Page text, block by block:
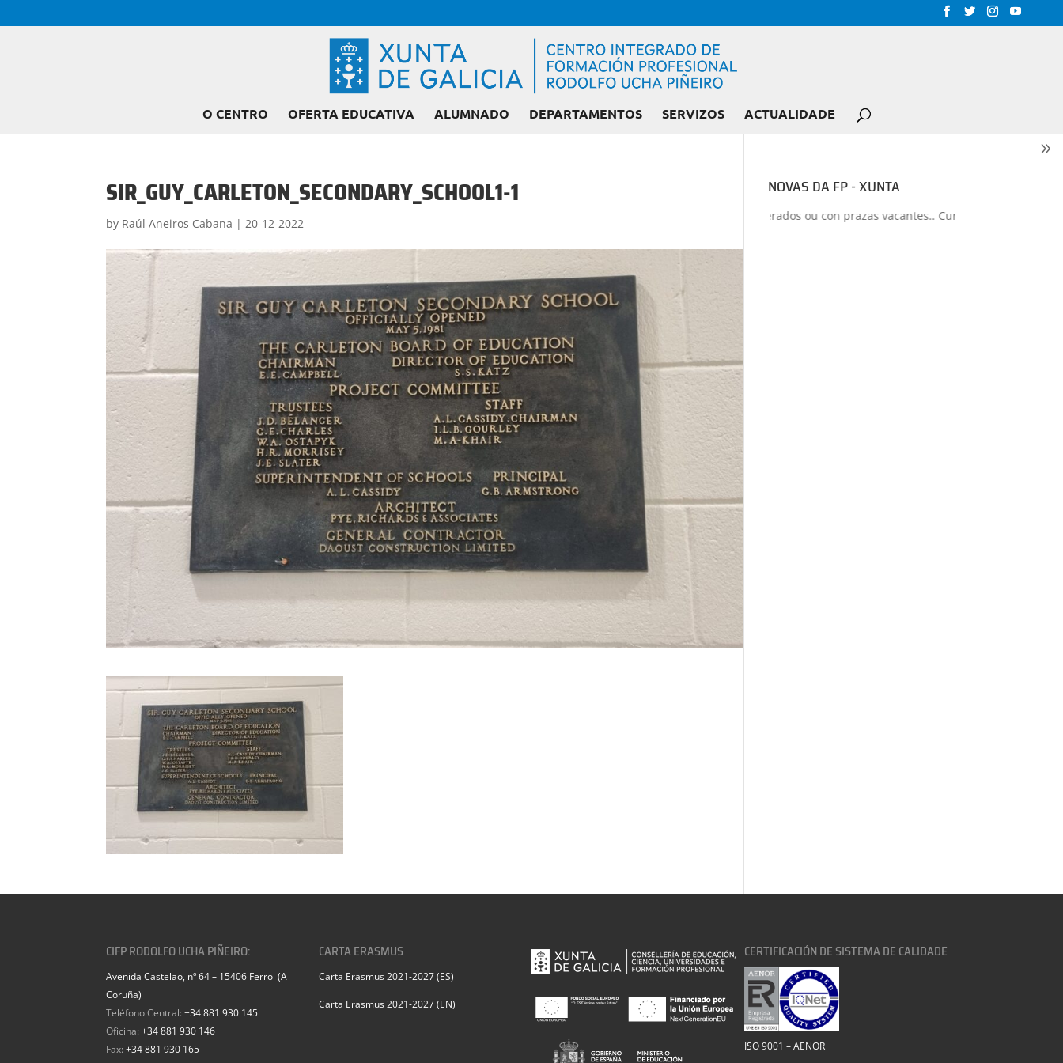
O CENTRO OFERTA EDUCATIVA ALUMNADO DEPARTAMENTOS SERVIZOS ACTUALIDADE
SIR_GUY_CARLETON_SECONDARY_SCHOOL1-1
by Raúl Aneiros Cabana |20-12-2022
NOVAS DA FP - XUNTA
Admisión FP: Ciclos liberados ou con prazas vacantes.. Curso 2026-2027
CIFP RODOLFO UCHA PIÑEIRO:
Avenida Castelao, nº 64 – 15406 Ferrol (A
Coruña)
Teléfono Central:+34 881 930 145
Oficina:+34 881 930 146
Fax:+34 881 930 165
CARTA ERASMUS
Carta Erasmus 2021-2027 (ES)
Carta Erasmus 2021-2027 (EN)
CERTIFICACIÓN DE SISTEMA DE CALIDADE
ISO 9001 – AENOR